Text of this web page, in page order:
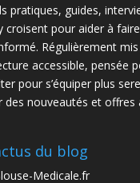
pratiques, guides,
croisent pour aider à
Régulièrement
accessible, pensée
pour s’équiper plus
des nouveautés et offres
du blog
Medicale.fr